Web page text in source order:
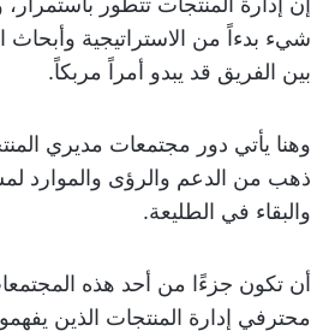
شيء بدءاً من الاستراتيجية وأبحاث
بين الفريق قد يبدو أمراً مربكاً.
وهنا يأتي دور مجتمعات مديري
ذهب من الدعم والرؤى والموارد
والبقاء في الطليعة.
أن تكون جزءًا من أحد هذه
محترفي إدارة المنتجات الذين